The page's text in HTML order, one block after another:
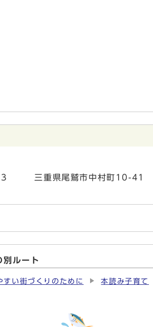
三重県尾鷲市中村町10-41
別ルート
すい街づくりのために 本読み子育て